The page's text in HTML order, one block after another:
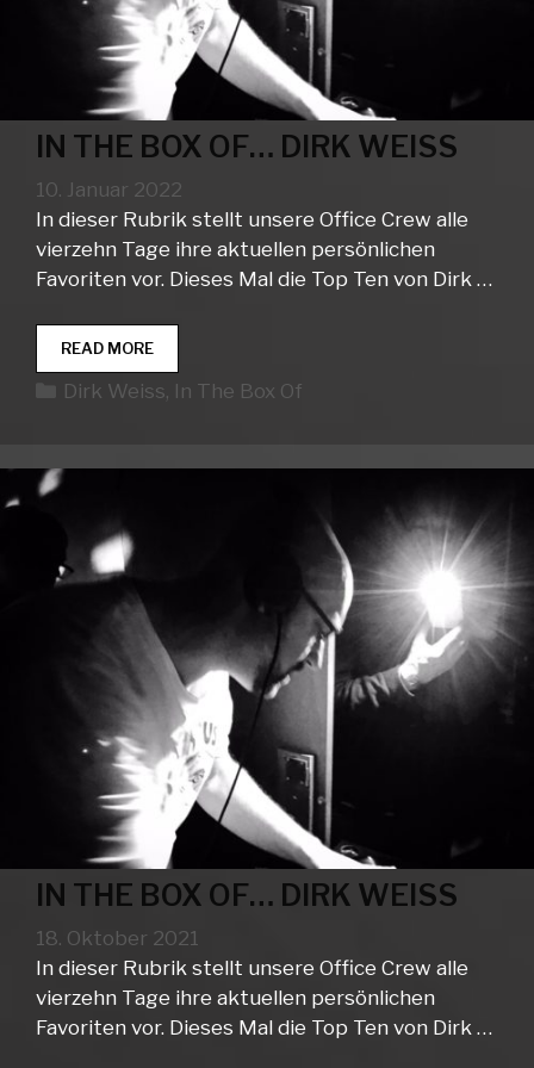
IN THE BOX OF… DIRK WEISS
10. Januar 2022
In dieser Rubrik stellt unsere Office Crew alle
vierzehn Tage ihre aktuellen persönlichen
Favoriten vor. Dieses Mal die Top Ten von Dirk …
READ MOREIN
THE
BOX
Kategorien
Dirk Weiss, In The Box Of
IN THE BOX OF… DIRK WEISS
18. Oktober 2021
In dieser Rubrik stellt unsere Office Crew alle
vierzehn Tage ihre aktuellen persönlichen
Favoriten vor. Dieses Mal die Top Ten von Dirk …